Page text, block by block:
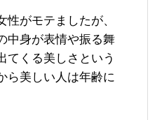
がモテましたが、
中身が表情や振る舞
てくる美しさという
ら美しい人は年齢に